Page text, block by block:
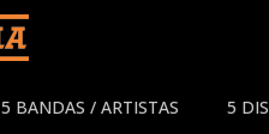
5 BANDAS / ARTISTAS 5